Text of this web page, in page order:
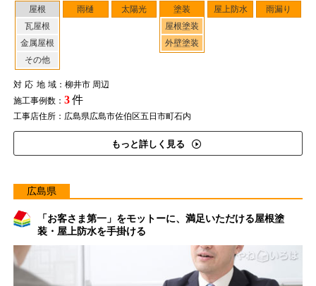
屋根
瓦屋根
金属屋根
その他
雨樋 太陽光
塗装
屋根塗装
外壁塗装
屋上防水 雨漏り
対応地域：柳井市 周辺
施工事例数： 3件
工事店住所：広島県広島市佐伯区五日市町石内
もっと詳しく見る
広島県
「お客さま第一」をモットーに、満足いただける屋根塗
装・屋上防水を手掛ける